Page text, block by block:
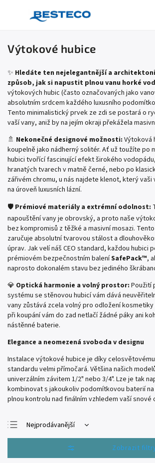
Výtokové hubice
✨ Hledáte ten nejelegantnější a
způsob, jak si napustit plnou vanu horké
výtokových hubic (často označovaných jako
absolutním srdcem každého luxusního
Tento minimalistický prvek ze zdi se postará o
vaší vany, aniž by na jejím okraji překážela
🚿 Nekonečné designové možnosti: Výtoková
koupelně jako nádherný solitér. Ať už toužíte po
hubici tvořící fascinující efekt širokého
hranatých tvarech v matně černé, nebo po
zářivém chromu, u nás najdete klenot, který vaši
na úroveň luxusních lázní.
🛡️ Prémiové materiály a extrémní odolnost:
napouštění vany je obrovský, a proto naše
bez kompromisů z těžké a masivní mosazi.
zaručuje absolutní tvarovou stálost a
úprav. Jak velí náš CEO standard, každou hubici
prémiovém bezpečnostním baleníSafePack™,
naprosto dokonalém stavu bez jediného
💎 Optická harmonie a volný prostor: Použití
systému se stěnovou hubicí vám dává
vany zůstává zcela volný pro odložení kosmetiky
při koupání vám do zad netlačí žádné páky ani
nástěnné baterie.
Elegance a neomezená svoboda v designu
Instalace výtokové hubice je díky
standardu velmi přímočará. Většina našich
univerzálním závitem 1/2" nebo 3/4". Lze je tak
kombinovat s jakoukoliv podomítkovou baterií
plnou kontrolu nad finálním vzhledem vaší snové
Nejprodávanější
Nejlevnější
Nejdražší